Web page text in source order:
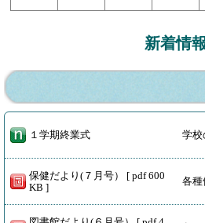
新着情
１学期終業式 学校
保健だより(７月号） [ pdf 600
KB ]
各種